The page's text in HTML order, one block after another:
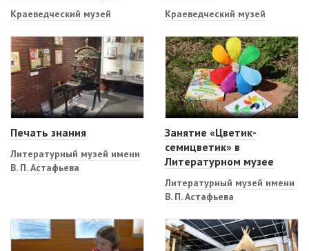
Краеведческий музей Краеведческий музей
Печать знания
Литературный музей имени
В. П. Астафьева
Занятие «Цветик-
семицветик» в
Литературном музее
Литературный музей имени
В. П. Астафьева